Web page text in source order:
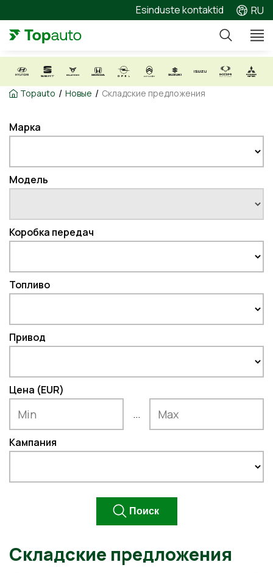
Esinduste kontaktid RU
Topauto / Новые / Складские предложения
Марка
Модель
Коробка передач
Топливо
Привод
Цена (EUR)
...
Кампания